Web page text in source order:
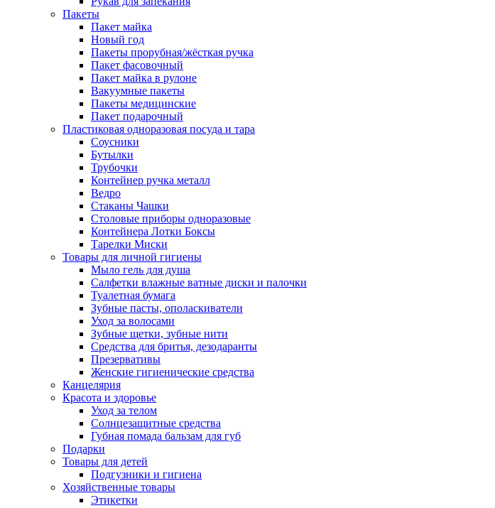
Пакеты
Пакет майка
Новый год
Пакеты прорубная/жёсткая ручка
Пакет фасовочный
Пакет майка в рулоне
Вакуумные пакеты
Пакеты медицинские
Пакет подарочный
Пластиковая одноразовая посуда и тара
Соусники
Бутылки
Трубочки
Контейнер ручка металл
Ведро
Стаканы Чашки
Столовые приборы одноразовые
Контейнера Лотки Боксы
Тарелки Миски
Товары для личной гигиены
Мыло гель для душа
Салфетки влажные ватные диски и палочки
Туалетная бумага
Зубные пасты, ополаскиватели
Уход за волосами
Зубные щетки, зубные нити
Средства для бритья, дезодаранты
Презервативы
Женские гигиенические средства
Канцелярия
Красота и здоровье
Уход за телом
Солнцезащитные средства
Губная помада бальзам для губ
Подарки
Товары для детей
Подгузники и гигиена
Хозяйственные товары
Этикетки